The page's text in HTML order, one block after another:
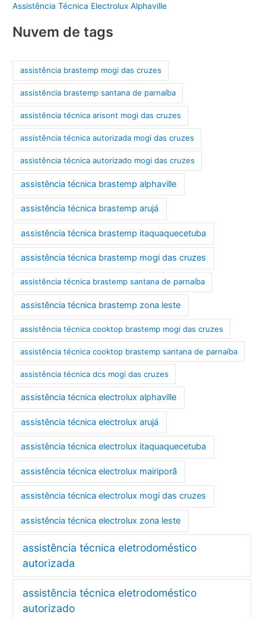
Assistência Técnica Electrolux Alphaville
Nuvem de tags
assistência brastemp mogi das cruzes
assistência brastemp santana de parnaíba
assistência técnica arisont mogi das cruzes
assistência técnica autorizada mogi das cruzes
assistência técnica autorizado mogi das cruzes
assistência técnica brastemp alphaville
assistência técnica brastemp arujá
assistência técnica brastemp itaquaquecetuba
assistência técnica brastemp mogi das cruzes
assistência técnica brastemp santana de parnaíba
assistência técnica brastemp zona leste
assistência técnica cooktop brastemp mogi das cruzes
assistência técnica cooktop brastemp santana de parnaíba
assistência técnica dcs mogi das cruzes
assistência técnica electrolux alphaville
assistência técnica electrolux arujá
assistência técnica electrolux itaquaquecetuba
assistência técnica electrolux mairiporã
assistência técnica electrolux mogi das cruzes
assistência técnica electrolux zona leste
assistência técnica eletrodoméstico
autorizada
assistência técnica eletrodoméstico
autorizado